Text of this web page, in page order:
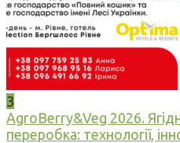
3
AgroBerry&Veg 2026.
переробка: технології,